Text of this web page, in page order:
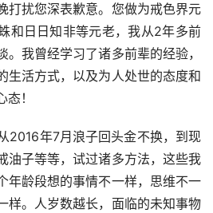
打扰您深表歉意。您做为戒色界元
和日日知非等元老，我从2年多前
我曾经学习了诸多前辈的经验，
生活方式，以及为人处世的态度和
！
2016年7月浪子回头金不换，到现
油子等等，试过诸多方法，这些我
年龄段想的事情不一样，思维不一
样。人岁数越长，面临的未知事物